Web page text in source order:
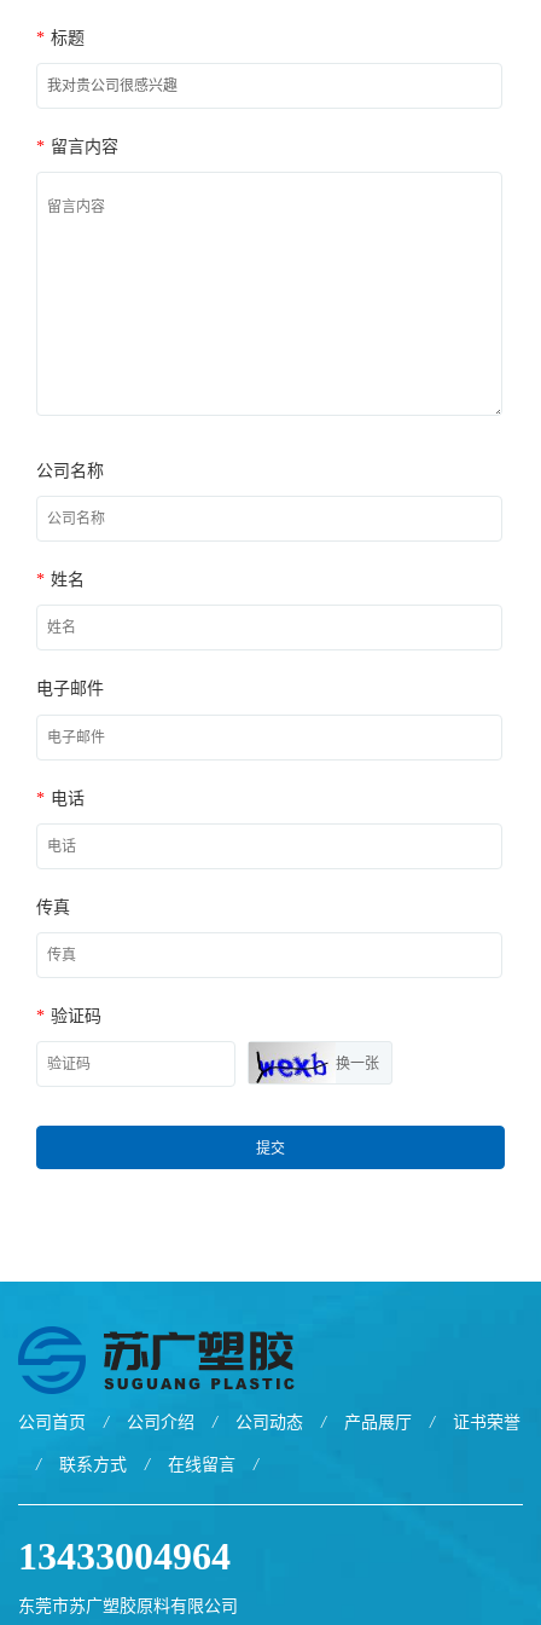
* 标题
* 留言内容
公司名称
* 姓名
电子邮件
* 电话
传真
* 验证码
换一张
提交
公司首页 / 公司介绍 / 公司动态 / 产品展厅 / 证书荣誉
/ 联系方式 / 在线留言 /
13433004964
东莞市苏广塑胶原料有限公司